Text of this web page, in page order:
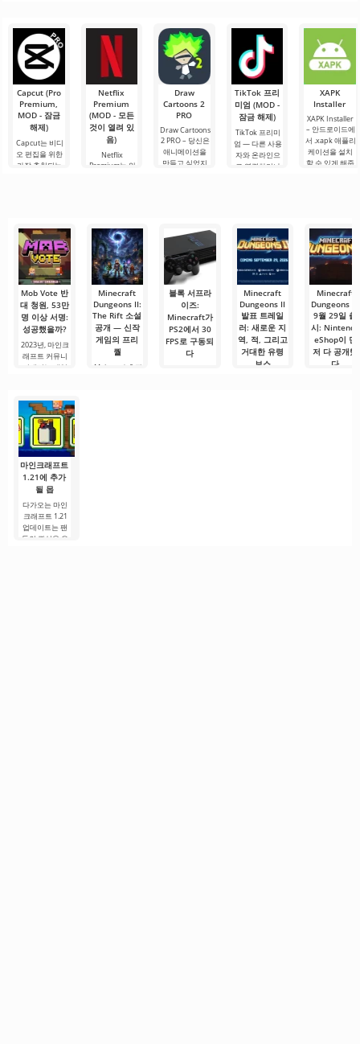
가 여러분! 오늘
저는 상상의 흰
가운을 입기로
했습니다 그리
하는 데 도움을
주며, 그와 친구
가 되어야 한다
는 것을 알고 있
습니다. 그가 도
움을 주도록.
크래프트 세계
에서는 항상 무
언가가 일어납
니다: 새로운 블
록, 신비로운 생
물 군계, 그리고.
글을 쓰는 동안
에도 감정이 북
받쳐 오릅니다.
오늘은 단순한
리뷰가 아닙니
다 — 이것은 저
의.
Minecraft의 기
본 키를 사용하
면 필요한 요소
를 선택하고, 기
능, 인벤토리 또
는 주변 물체와
Capcut (Pro
Premium,
MOD - 잠금
해제)
Capcut는 비디
오 편집을 위한
가장 추천되는
장합니다. 많은
사용자에게 무
료 버전은 모든
편집 요구를
Netflix
Premium
(MOD - 모든
것이 열려 있
음)
Netflix
Premium는 안
있는 서비스 중
하나입니다. 이
곳에는 최신 미
디어 제품뿐만
아니라
Draw
Cartoons 2
PRO
Draw Cartoons
2 PRO – 당신은
애니메이션을
만들고 싶었지
에 달려 있습니
다. 복잡한
TikTok 프리
미엄 (MOD -
잠금 해제)
TikTok 프리미
엄 — 다른 사용
자와 온라인으
로 연결하거나
루를 시작하거
나 힘든 하루를.
XAPK
Installer
XAPK Installer
– 안드로이드에
서 .xapk 애플리
케이션을 설치
할 수 있게 해줍
시작할 수
Mob Vote 반
대 청원, 53만
명 이상 서명:
성공했을까?
2023년, 마인크
래프트 커뮤니
티에서는 게임
벌어졌다.
Minecraft
Dungeons II:
The Rift 소설
공개 — 신작
게임의 프리
퀄
Mojang과 출판
블록 서프라
이즈:
Minecraft가
PS2에서 30
FPS로 구동되
다
Minecraft
Dungeons II
발표 트레일
러: 새로운 지
역, 적, 그리고
거대한 유령
보스
Minecraft
Dungeons II,
9월 29일 출
시: Nintendo
eShop이 먼
저 다 공개했
다
마인크래프트
1.21에 추가
될 몹
다가오는 마인
크래프트 1.21
업데이트는 팬
들의 관심을 유